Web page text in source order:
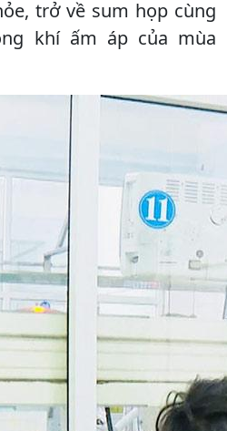
trở về sum họp cùng
khí ấm áp của mùa